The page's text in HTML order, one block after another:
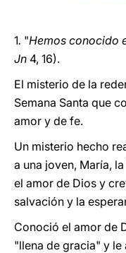
1. "Hemos conocido
Jn 4, 16).
El misterio de la
Semana Santa que
amor y de fe.
Un misterio hecho
a una joven, María,
el amor de Dios y
salvación y la
Conoció el amor de
"llena de gracia" y le